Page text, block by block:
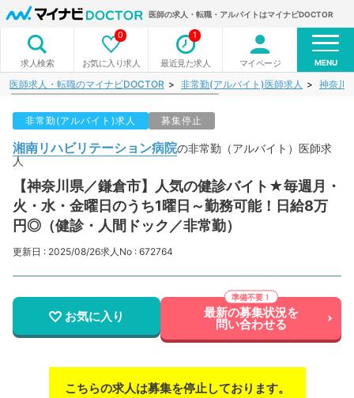
医師の求人・転職・アルバイトはマイナビDOCTOR
求人検索 お気に入り求人
0
最近見た求人
1
マイページ MENU
医師求人・転職のマイナビDOCTOR 非常勤(アルバイト)医師求人 神奈川
非常勤(アルバイト)求人 募集停止
湘南リハビリテーション病院の非常勤（アルバイト）医師求
人
【神奈川県／鎌倉市】人気の健診バイト★毎週月・
火・水・金曜日のうち1曜日～勤務可能！日給8万
円◎（健診・人間ドック／非常勤）
更新日 : 2025/08/26求人No : 672764
お気に入り 最新の募集状況を
問い合わせる
こちらの求人は募集を停止しております。